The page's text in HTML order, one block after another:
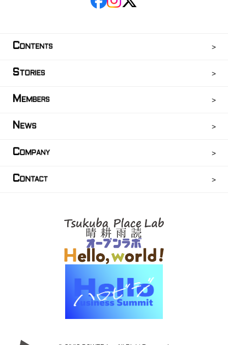
CONTENTS
STORIES
MEMBERS
N EWS
COMPANY
CONTACT